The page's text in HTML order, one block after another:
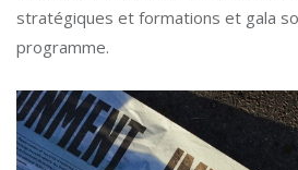
stratégiques et formations et gala
programme.